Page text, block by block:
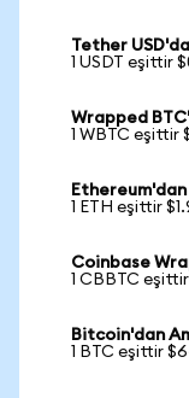
Tether
1 USDT eşittir
Wrapped
1 WBTC eşittir
1 ETH eşittir
Coinbase
1 CBBTC
Bitcoin'dan
1 BTC eşittir